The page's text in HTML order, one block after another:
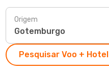
Origem
Pesquisar Voo + Hotel